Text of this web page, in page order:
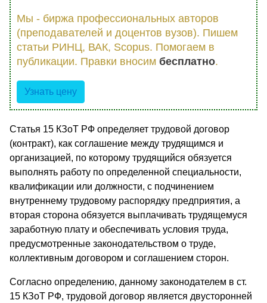
Мы - биржа профессиональных авторов
(преподавателей и доцентов вузов). Пишем
статьи РИНЦ, ВАК, Scopus. Помогаем в
публикации. Правки вносим бесплатно.
Узнать цену
Статья 15 КЗоТ РФ определяет трудовой договор
(контракт), как соглашение между трудящимся и
организацией, по которому трудящийся обязуется
выполнять работу по определенной специальности,
квалификации или должности, с подчинением
внутреннему трудовому распорядку предприятия, а
вторая сторона обязуется выплачивать трудящемуся
заработную плату и обеспечивать условия труда,
предусмотренные законодательством о труде,
коллективным договором и соглашением сторон.
Согласно определению, данному законодателем в ст.
15 КЗоТ РФ, трудовой договор является двусторонней